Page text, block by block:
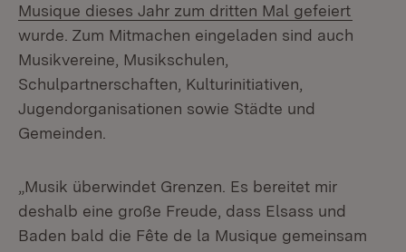
Musique dieses Jahr zum dritten Mal gefeiert
wurde. Zum Mitmachen eingeladen sind auch
Musikvereine, Musikschulen,
Schulpartnerschaften, Kulturinitiativen,
Jugendorganisationen sowie Städte und
Gemeinden.
„Musik überwindet Grenzen. Es bereitet mir
deshalb eine große Freude, dass Elsass und
Baden bald die Fête de la Musique gemeinsam